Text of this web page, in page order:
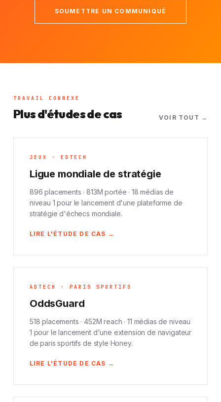
SOUMETTRE UN COMMUNIQUÉ
TRAVAIL CONNEXE
Plus d'études de cas VOIR TOUT →
JEUX · EDTECH
Ligue mondiale de stratégie
896 placements · 813M portée · 18 médias de
niveau 1 pour le lancement d'une plateforme de
stratégie d'échecs mondiale.
LIRE L'ÉTUDE DE CAS →
ADTECH · PARIS SPORTIFS
OddsGuard
518 placements · 452M reach · 11 médias de niveau
1 pour le lancement d'une extension de navigateur
de paris sportifs de style Honey.
LIRE L'ÉTUDE DE CAS →